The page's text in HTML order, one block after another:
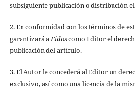
subsiguiente publicación o distribución
2. En conformidad con los términos de
garantizará aEidoscomo Editor el
publicación del artículo.
3. El Autor le concederá al Editor un
exclusivo, así como una licencia de la